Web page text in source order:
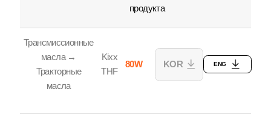
продукта
Трансмиссионные
масла →
Тракторные
масла
Kixx
THF
80W KOR ENG